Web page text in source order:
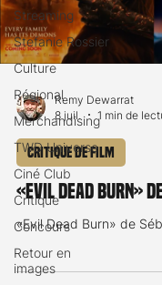
Streaming
Stefanie Rossier
Culture
Régional
Merchandising
TWD Universe
Ciné Club
Critique
Concours
Retour en
images
Remy Dewarrat
8 juil.
1 min de
Critique de film
«Evil Dead Burn»
«Evil Dead Burn» de